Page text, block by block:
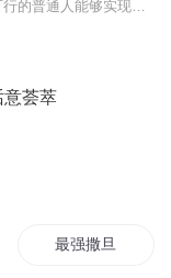
意荟萃
最强撒旦